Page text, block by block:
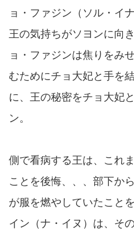
ョ・ファジン（ソル・イ
王の気持ちがソヨンに向
ョ・ファジンは焦りをみ
むためにチョ大妃と手を
に、王の秘密をチョ大妃
ン。
側で看病する王は、これ
ことを後悔、、、部下か
が服を燃やしていたこと
イン（ナ・イヌ）は、そ